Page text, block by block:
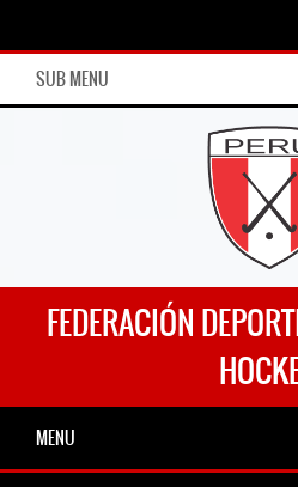
SUB MENU
FEDERACIÓN
MENU